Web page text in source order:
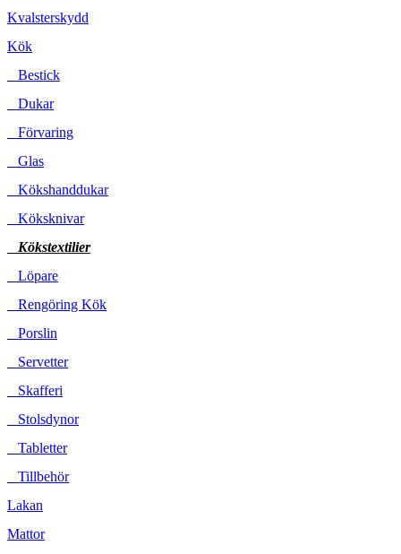
Kvalsterskydd
Kök
Bestick
Dukar
Förvaring
Glas
Kökshanddukar
Köksknivar
Kökstextilier
Löpare
Rengöring Kök
Porslin
Servetter
Skafferi
Stolsdynor
Tabletter
Tillbehör
Lakan
Mattor